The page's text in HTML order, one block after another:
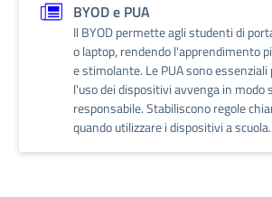
BYOD e PUA
Il BYOD permette agli studenti di
o laptop, rendendo l'apprendimento
e stimolante. Le PUA sono
l'uso dei dispositivi avvenga in modo
responsabile. Stabiliscono regole
quando utilizzare i dispositivi a scuola.